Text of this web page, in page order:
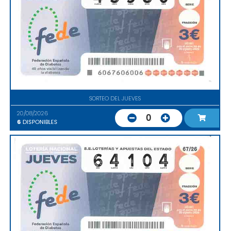
SORTEO DEL JUEVES
20/08/2026
6 DISPONIBLES 0